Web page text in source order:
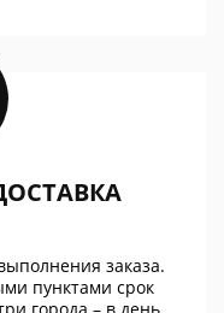
заказа.
пунктами срок